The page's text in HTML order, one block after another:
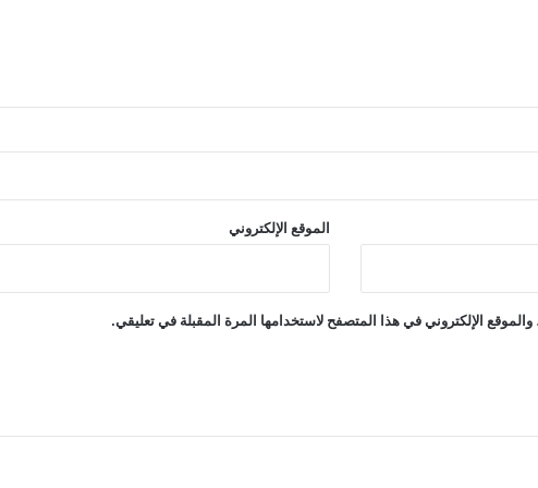
الموقع الإلكتروني
الإلكتروني في هذا المتصفح لاستخدامها المرة المقبلة في تعليقي.